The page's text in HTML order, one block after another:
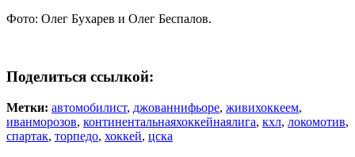
Фото: Олег Бухарев и Олег Беспалов.
Поделиться ссылкой:
Метки: автомобилист, джованнифьоре, живихоккеем,
иванморозов, континентальнаяхоккейнаялига, кхл, локомотив,
спартак, торпедо, хоккей, цска